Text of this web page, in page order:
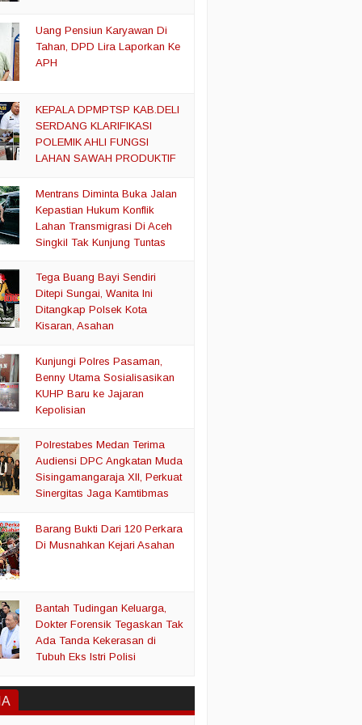
Uang Pensiun Karyawan Di
Tahan, DPD Lira Laporkan Ke
APH
KEPALA DPMPTSP KAB.DELI
SERDANG KLARIFIKASI
POLEMIK AHLI FUNGSI
LAHAN SAWAH PRODUKTIF
Mentrans Diminta Buka Jalan
Kepastian Hukum Konflik
Lahan Transmigrasi Di Aceh
Singkil Tak Kunjung Tuntas
Tega Buang Bayi Sendiri
Ditepi Sungai, Wanita Ini
Ditangkap Polsek Kota
Kisaran, Asahan
Kunjungi Polres Pasaman,
Benny Utama Sosialisasikan
KUHP Baru ke Jajaran
Kepolisian
Polrestabes Medan Terima
Audiensi DPC Angkatan Muda
Sisingamangaraja XII, Perkuat
Sinergitas Jaga Kamtibmas
Barang Bukti Dari 120 Perkara
Di Musnahkan Kejari Asahan
Bantah Tudingan Keluarga,
Dokter Forensik Tegaskan Tak
Ada Tanda Kekerasan di
Tubuh Eks Istri Polisi